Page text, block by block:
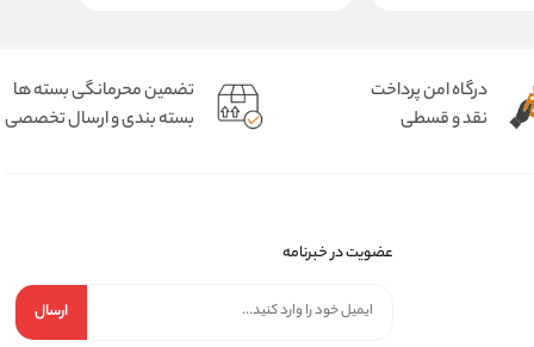
درگاه امن پرداخت
نقد و قسطی
تضمین محرمانگی بسته ها
بسته بندی و ارسال تخصصی
عضویت در خبرنامه
ارسال